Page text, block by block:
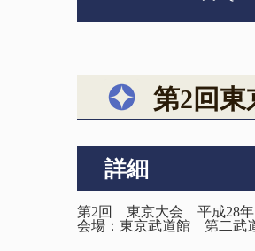
第2回
詳細
第2回 東京大会 平成28年
会場：東京武道館 第二武